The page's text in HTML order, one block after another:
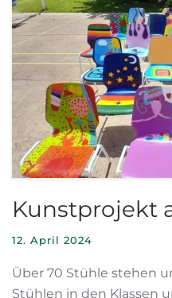
Kunstprojekt
12. April 2024
Über 70 Stühle stehen
Stühlen in den Klassen